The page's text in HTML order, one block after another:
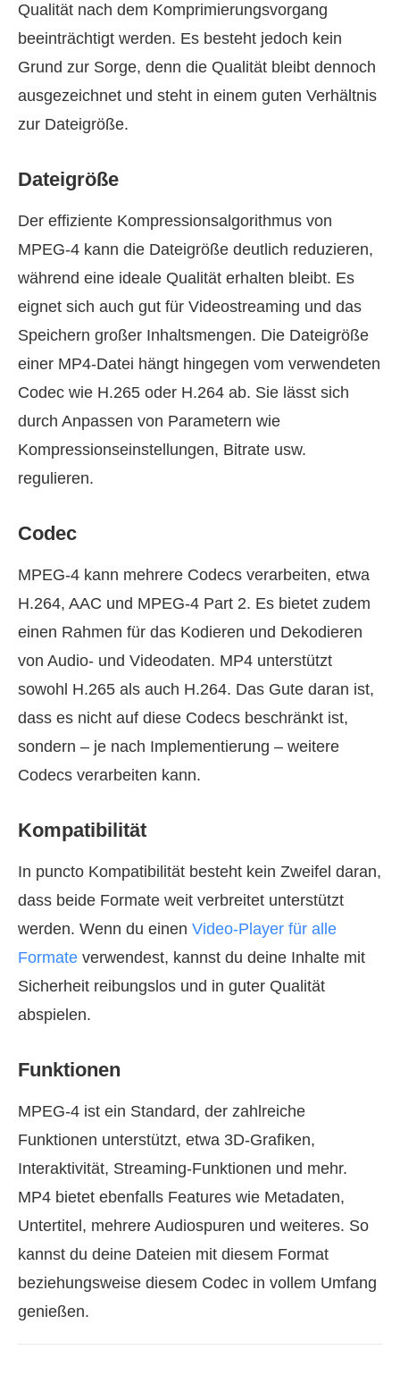
Qualität nach dem Komprimierungsvorgang
beeinträchtigt werden. Es besteht jedoch kein
Grund zur Sorge, denn die Qualität bleibt dennoch
ausgezeichnet und steht in einem guten Verhältnis
zur Dateigröße.
Dateigröße
Der effiziente Kompressionsalgorithmus von
MPEG-4 kann die Dateigröße deutlich reduzieren,
während eine ideale Qualität erhalten bleibt. Es
eignet sich auch gut für Videostreaming und das
Speichern großer Inhaltsmengen. Die Dateigröße
einer MP4-Datei hängt hingegen vom verwendeten
Codec wie H.265 oder H.264 ab. Sie lässt sich
durch Anpassen von Parametern wie
Kompressionseinstellungen, Bitrate usw.
regulieren.
Codec
MPEG-4 kann mehrere Codecs verarbeiten, etwa
H.264, AAC und MPEG-4 Part 2. Es bietet zudem
einen Rahmen für das Kodieren und Dekodieren
von Audio‑ und Videodaten. MP4 unterstützt
sowohl H.265 als auch H.264. Das Gute daran ist,
dass es nicht auf diese Codecs beschränkt ist,
sondern – je nach Implementierung – weitere
Codecs verarbeiten kann.
Kompatibilität
In puncto Kompatibilität besteht kein Zweifel daran,
dass beide Formate weit verbreitet unterstützt
werden. Wenn du einen Video-Player für alle
Formate verwendest, kannst du deine Inhalte mit
Sicherheit reibungslos und in guter Qualität
abspielen.
Funktionen
MPEG-4 ist ein Standard, der zahlreiche
Funktionen unterstützt, etwa 3D‑Grafiken,
Interaktivität, Streaming-Funktionen und mehr.
MP4 bietet ebenfalls Features wie Metadaten,
Untertitel, mehrere Audiospuren und weiteres. So
kannst du deine Dateien mit diesem Format
beziehungsweise diesem Codec in vollem Umfang
genießen.